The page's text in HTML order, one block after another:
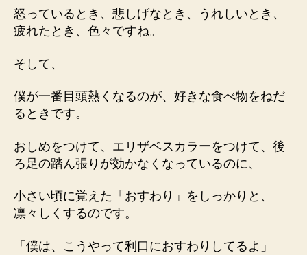
怒っているとき、悲しげなとき、うれしいとき、
疲れたとき、色々ですね。
そして、
僕が一番目頭熱くなるのが、好きな食べ物をねだ
るときです。
おしめをつけて、エリザベスカラーをつけて、後
ろ足の踏ん張りが効かなくなっているのに、
小さい頃に覚えた「おすわり」をしっかりと、
凛々しくするのです。
「僕は、こうやって利口におすわりしてるよ」